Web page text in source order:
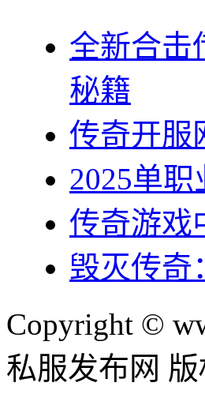
全新合击
秘籍
传奇开服
2025单
传奇游戏
毁灭传奇
Copyright ©
私服发布网